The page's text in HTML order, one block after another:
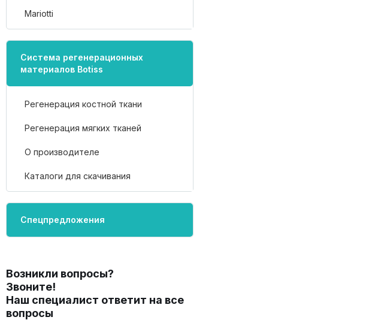
Mariotti
Система регенерационных
материалов Botiss
Регенерация костной ткани
Регенерация мягких тканей
О производителе
Каталоги для скачивания
Спецпредложения
Возникли вопросы?
Звоните!
Наш специалист ответит на все
вопросы